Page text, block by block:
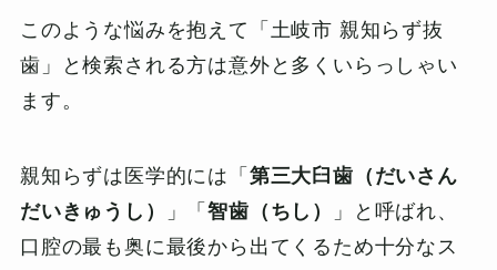
このような悩みを抱えて「土岐市 親知らず抜
歯」と検索される方は意外と多くいらっしゃい
ます。
親知らずは医学的には「 第三大臼歯（だいさん
だいきゅうし）
」「智歯（ちし）
」と呼ばれ、
口腔の最も奥に最後から出てくるため十分なス